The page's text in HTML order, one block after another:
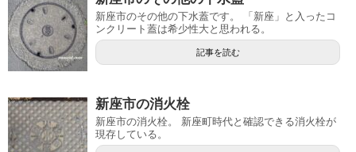
新座市のその他の下水蓋です。 「新座」と入ったコ
ンクリート蓋は希少性大と思われる。
記事を読む
新座市の消火栓
新座市の消火栓。 新座町時代と確認できる消火栓が
現存している。